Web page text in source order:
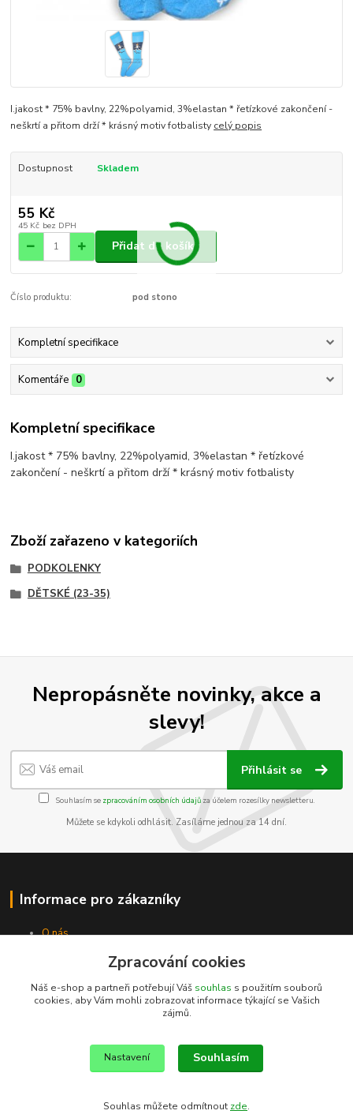
I.jakost * 75% bavlny, 22%polyamid, 3%elastan * řetízkové zakončení -
neškrtí a přitom drží * krásný motiv fotbalisty celý popis
Dostupnost Skladem
55 Kč
45 Kč bez DPH
Přidat do košíku
Číslo produktu: pod stono
Kompletní specifikace
Komentáře 0
Kompletní specifikace
I.jakost * 75% bavlny, 22%polyamid, 3%elastan * řetízkové
zakončení - neškrtí a přitom drží * krásný motiv fotbalisty
Zboží zařazeno v kategoriích
PODKOLENKY
DĚTSKÉ (23-35)
Nepropásněte novinky, akce a
slevy!
Přihlásit se
Souhlasím se zpracováním osobních údajůza účelem rozesílky newsletteru.
Můžete se kdykoli odhlásit. Zasíláme jednou za 14 dní.
Informace pro zákazníky
O nás
Obchodní podmínky
Kontakty
Zpracování cookies
Náš e-shop a partneři potřebují Váš souhlas s použitím souborů
cookies, aby Vám mohli zobrazovat informace týkající se Vašich
zájmů.
Nastavení Souhlasím
Souhlas můžete odmítnout zde.